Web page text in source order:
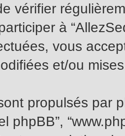
vérifier
à
vous
et/ou
propulsés par
phpBB”,